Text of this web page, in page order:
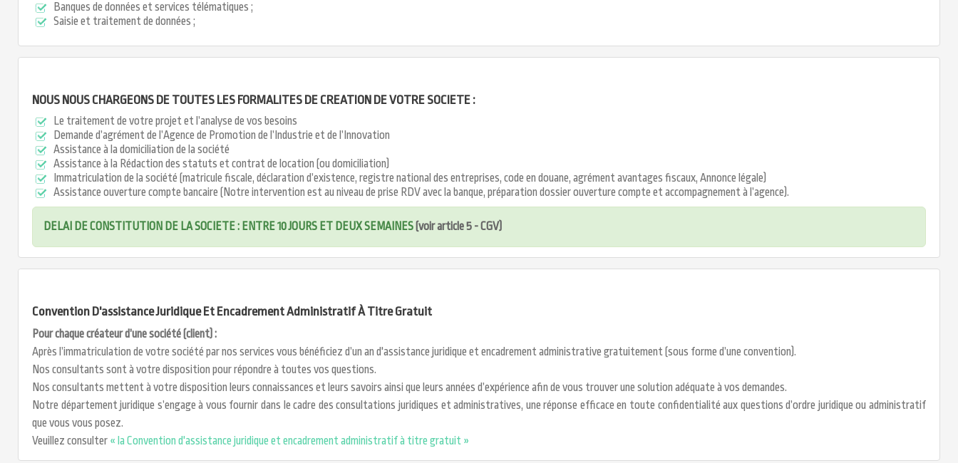
Banques de données et services télématiques ;
Saisie et traitement de données ;
NOUS NOUS CHARGEONS DE TOUTES LES FORMALITES DE CREATION DE VOTRE SOCIETE :
Le traitement de votre projet et l’analyse de vos besoins
Demande d’agrément de l’Agence de Promotion de l’Industrie et de l’Innovation
Assistance à la domiciliation de la société
Assistance à la Rédaction des statuts et contrat de location (ou domiciliation)
Immatriculation de la société (matricule fiscale, déclaration d’existence, registre national des entreprises, code en douane, agrément avantages fiscaux, Annonce légale)
Assistance ouverture compte bancaire (Notre intervention est au niveau de prise RDV avec la banque, préparation dossier ouverture compte et accompagnement à l’agence).
DELAI DE CONSTITUTION DE LA SOCIETE : ENTRE 10 JOURS ET DEUX SEMAINES (voir article 5 - CGV)
Convention D'assistance Juridique Et Encadrement Administratif À Titre Gratuit
Pour chaque créateur d’une société (client) :
Après l’immatriculation de votre société par nos services vous bénéficiez d’un an d'assistance juridique et encadrement administrative gratuitement (sous forme d’une convention).
Nos consultants sont à votre disposition pour répondre à toutes vos questions.
Nos consultants mettent à votre disposition leurs connaissances et leurs savoirs ainsi que leurs années d’expérience afin de vous trouver une solution adéquate à vos demandes.
Notre département juridique s’engage à vous fournir dans le cadre des consultations juridiques et administratives, une réponse efficace en toute confidentialité aux questions d’ordre juridique ou administratif
que vous vous posez.
Veuillez consulter « la Convention d'assistance juridique et encadrement administratif à titre gratuit »